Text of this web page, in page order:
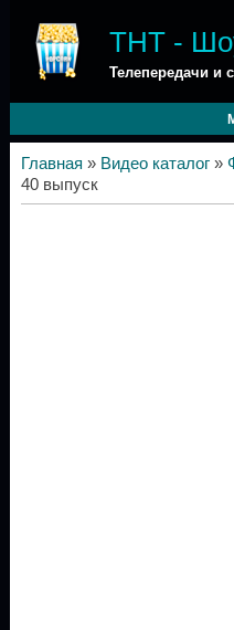
ТНТ -
Телепередачи и
Главная » Видео каталог»
40 выпуск